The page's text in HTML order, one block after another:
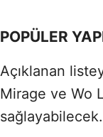
POPÜLER
Açıklanan
Mirage ve Wo
sağlayabilecek.